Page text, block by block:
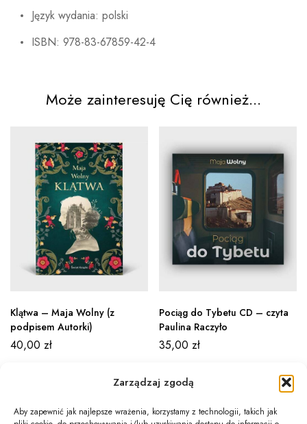
Zarządzaj zgodą
Aby zapewnić jak najlepsze wrażenia, korzystamy z technologii, takich jak
Język wydania: polski
ISBN: 978-83-67859-42-4
Może zainteresuję Cię również...
Klątwa – Maja Wolny (z
podpisem Autorki)
40,00 zł
Pociąg do Tybetu CD – czyta
Paulina Raczyło
35,00 zł